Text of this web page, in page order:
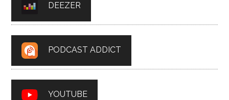
DEEZER
PODCAST ADDICT
YOUTUBE